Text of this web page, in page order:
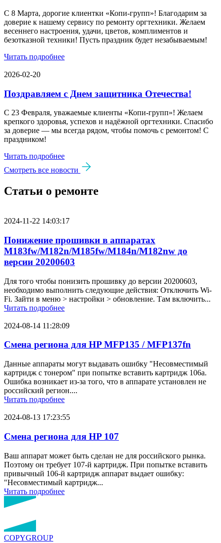
С 8 Марта, дорогие клиентки «Копи‑групп»! Благодарим за
доверие к нашему сервису по ремонту оргтехники. Желаем
весеннего настроения, удачи, цветов, комплиментов и
безотказной техники! Пусть праздник будет незабываемым!
Читать подробнее
2026-02-20
Поздравляем с Днем защитника Отечества!
С 23 Февраля, уважаемые клиенты «Копи‑групп»! Желаем
крепкого здоровья, успехов и надёжной оргтехники. Спасибо
за доверие — мы всегда рядом, чтобы помочь с ремонтом! С
праздником!
Читать подробнее
Смотреть все новости
Статьи о ремонте
2024-11-22 14:03:17
Понижение прошивки в аппаратах
M183fw/M182n/M185fw/M184n/M182nw до
версии 20200603
Для того чтобы понизить прошивку до версии 20200603,
необходимо выполнить следующие действия: Отключить Wi-
Fi. Зайти в меню > настройки > обновление. Там включить...
Читать подробнее
2024-08-14 11:28:09
Смена региона для HP MFP135 / MFP137fn
Данные аппараты могут выдавать ошибку "Несовместимый
картридж с тонером" при попытке вставить картридж 106a.
Ошибка возникает из-за того, что в аппарате установлен не
российский регион....
Читать подробнее
2024-08-13 17:23:55
Смена региона для HP 107
Ваш аппарат может быть сделан не для российского рынка.
Поэтому он требует 107-й картридж. При попытке вставить
привычный 106-й картридж аппарат выдает ошибку:
"Несовместимый картридж...
Читать подробнее
COPYGROUP